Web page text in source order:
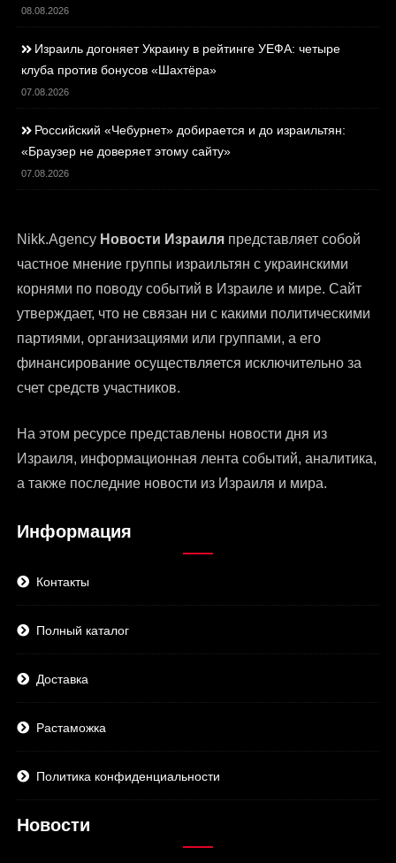
08.08.2026
Израиль догоняет Украину в рейтинге УЕФА: четыре
клуба против бонусов «Шахтёра»
07.08.2026
Российский «Чебурнет» добирается и до израильтян:
«Браузер не доверяет этому сайту»
07.08.2026
Nikk.Agency Новости Израиля представляет собой
частное мнение группы израильтян с украинскими
корнями по поводу событий в Израиле и мире. Сайт
утверждает, что не связан ни с какими политическими
партиями, организациями или группами, а его
финансирование осуществляется исключительно за
счет средств участников.
На этом ресурсе представлены новости дня из
Израиля, информационная лента событий, аналитика,
а также последние новости из Израиля и мира.
Информация
Контакты
Полный каталог
Доставка
Растаможка
Политика конфиденциальности
Новости